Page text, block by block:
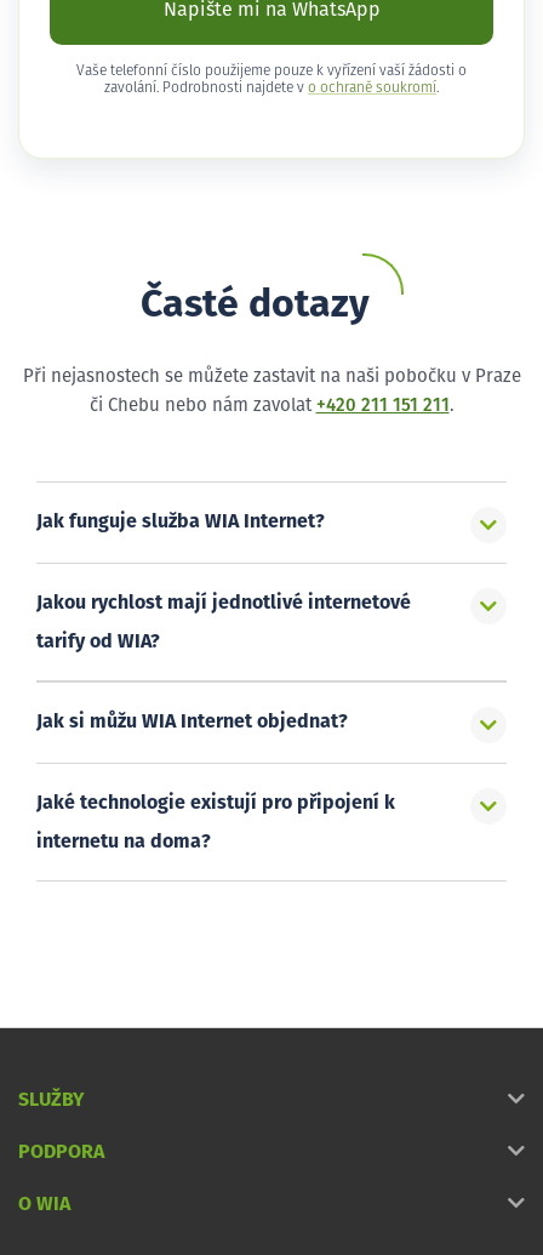
Napište mi na WhatsApp
Vaše telefonní číslo použijeme pouze k vyřízení vaší žádosti o
zavolání. Podrobnosti najdete v o ochraně soukromí .
Časté dotazy
Při nejasnostech se můžete zastavit na naši pobočku v Praze
či Chebu nebo nám zavolat +420 211 151 211 .
Jak funguje služba WIA Internet?
Jakou rychlost mají jednotlivé internetové
tarify od WIA?
Jak si můžu WIA Internet objednat?
Jaké technologie existují pro připojení k
internetu na doma?
SLUŽBY
PODPORA
O WIA